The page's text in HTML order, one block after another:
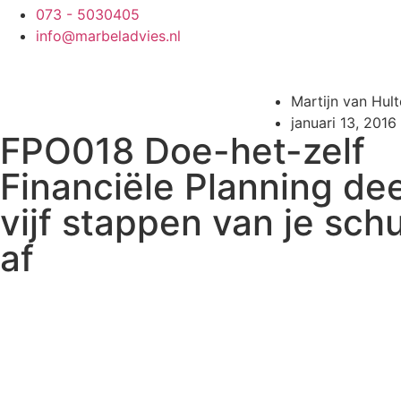
073 - 5030405
info@marbeladvies.nl
Martijn van
januari 13, 2016
FPO018 Doe-het-zelf
Financiële Planning
vijf stappen van je
af